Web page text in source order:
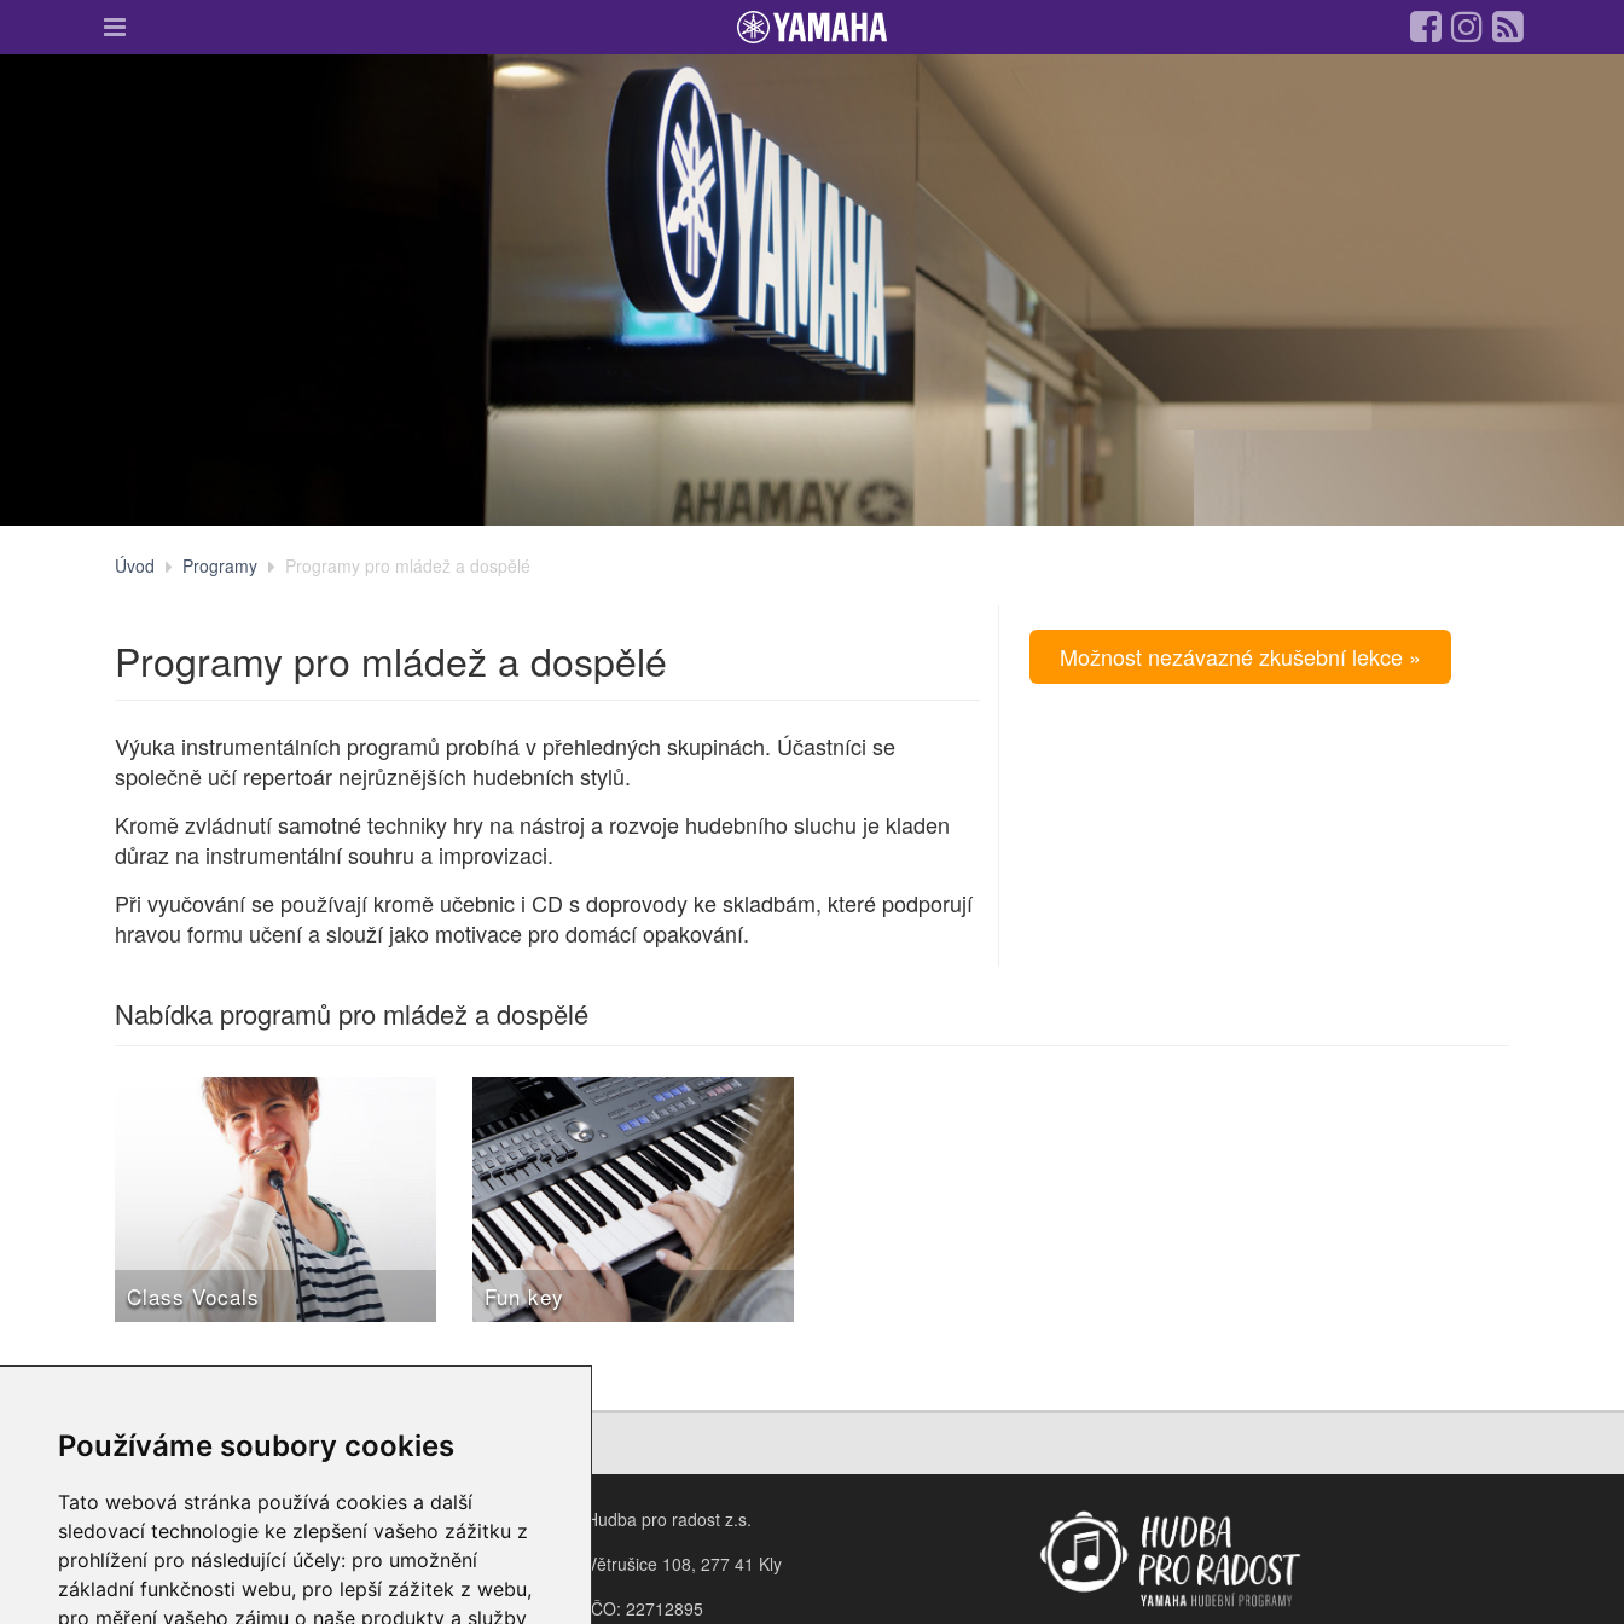
Používáme soubory cookies
Tato webová stránka používá cookies a další
sledovací technologie ke zlepšení vašeho zážitku z
prohlížení pro následující účely: pro umožnění
základní funkčnosti webu, pro lepší zážitek z webu,
pro měření vašeho zájmu o naše produkty a služby
Úvod Programy Programy pro mládež a dospělé
Programy pro mládež a dospělé
Výuka instrumentálních programů probíhá v přehledných skupinách. Účastníci se
společně učí repertoár nejrůznějších hudebních stylů.
Kromě zvládnutí samotné techniky hry na nástroj a rozvoje hudebního sluchu je kladen
důraz na instrumentální souhru a improvizaci.
Při vyučování se používají kromě učebnic i CD s doprovody ke skladbám, které podporují
hravou formu učení a slouží jako motivace pro domácí opakování.
Možnost nezávazné zkušební lekce »
Nabídka programů pro mládež a dospělé
Class Vocals Fun key
O nás
Rezervace na kurz
Programy
Hudba pro radost z.s.
Větrušice 108, 277 41 Kly
IČO: 22712895